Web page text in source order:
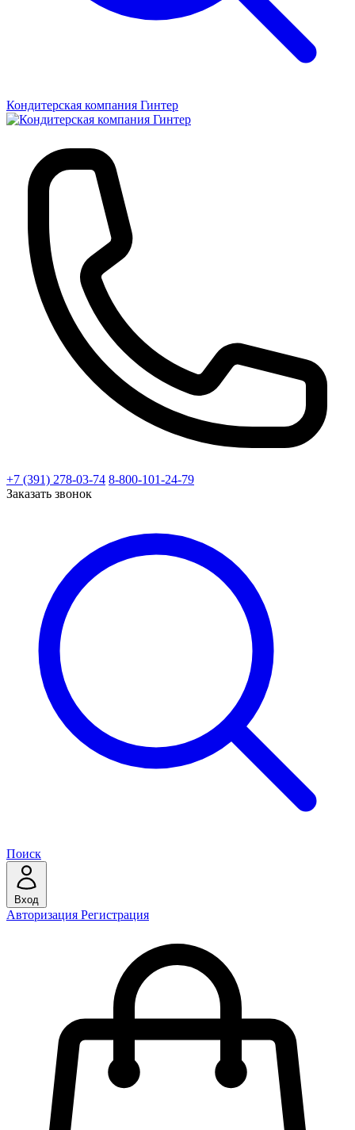
Кондитерская компания Гинтер
+7 (391) 278-03-74 8-800-101-24-79
Заказать звонок
Поиск
Вход
Авторизация Регистрация